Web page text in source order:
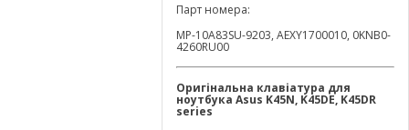
Парт номера:
MP-10A83SU-9203, AEXY1700010, 0KNB0-
4260RU00
Оригінальна клавіатура для
ноутбука Asus K45N, K45DE, K45DR
series